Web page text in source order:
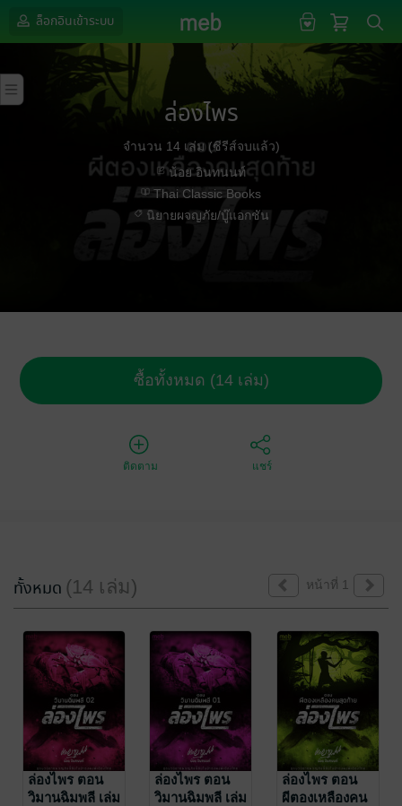
ล็อกอินเข้าระบบ
ล่องไพร
จำนวน 14 เล่ม (ซีรีส์จบแล้ว)
น้อย อินทนนท์
Thai Classic Books
นิยายผจญภัย/บู๊แอกชัน
ซื้อทั้งหมด (14 เล่ม)
ติดตาม แชร์
ทั้งหมด (14 เล่ม) หน้าที่ 1
ล่องไพร ตอน
วิมานฉิมพลี เล่ม
ล่องไพร ตอน
วิมานฉิมพลี เล่ม
ล่องไพร ตอน
ผีตองเหลืองคน